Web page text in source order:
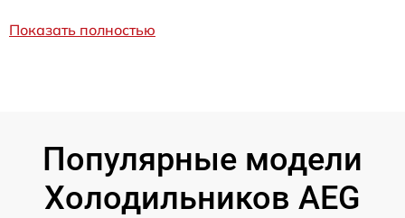
Показать полностью
Популярные модели
Холодильников AEG